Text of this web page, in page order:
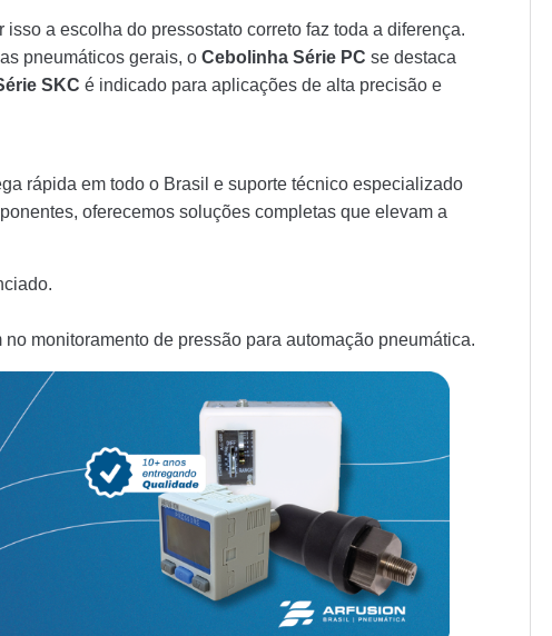
a escolha do pressostato correto faz toda a diferença.
pneumáticos gerais, o Cebolinha Série PC se destaca
SKC é indicado para aplicações de alta precisão e
rápida em todo o Brasil e suporte técnico especializado
oferecemos soluções completas que elevam a
no monitoramento de pressão para automação pneumática.